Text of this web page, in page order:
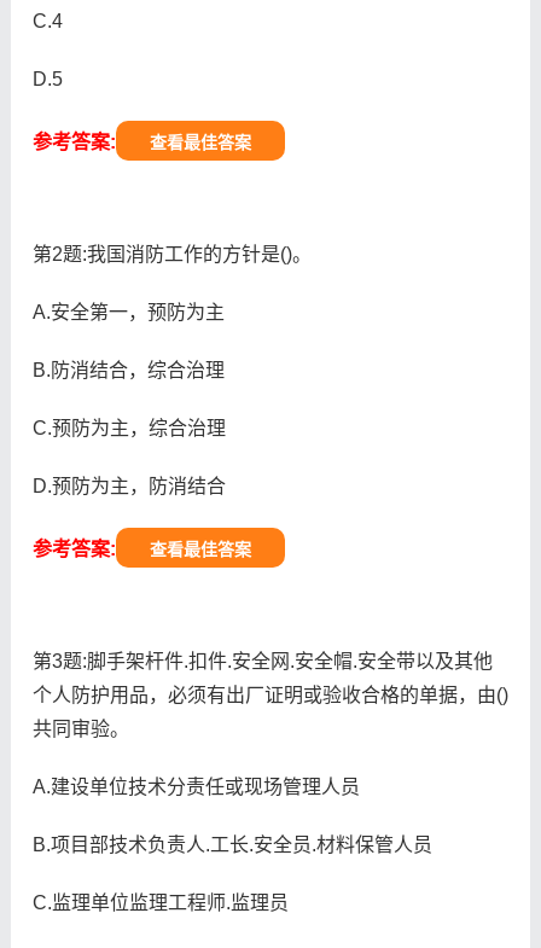
C.4
D.5
参考答案: 查看最佳答案
第2题:我国消防工作的方针是()。
A.安全第一，预防为主
B.防消结合，综合治理
C.预防为主，综合治理
D.预防为主，防消结合
参考答案: 查看最佳答案
第3题:脚手架杆件.扣件.安全网.安全帽.安全带以及其他
个人防护用品，必须有出厂证明或验收合格的单据，由()
共同审验。
A.建设单位技术分责任或现场管理人员
B.项目部技术负责人.工长.安全员.材料保管人员
C.监理单位监理工程师.监理员